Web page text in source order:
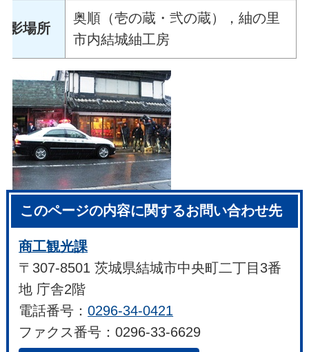
影場所
奥順（壱の蔵・弐の蔵），紬の里
市内結城紬工房
このページの内容に関するお問い合わせ先
商工観光課
〒307-8501 茨城県結城市中央町二丁目3番
地 庁舎2階
電話番号：0296-34-0421
ファクス番号：0296-33-6629